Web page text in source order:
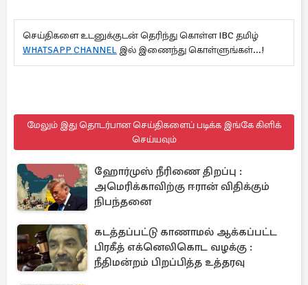
செய்திகளை உடனுக்குடன் தெரிந்து கொள்ள IBC தமிழ்
WHATSAPP CHANNEL இல் இணைந்து கொள்ளுங்கள்...!
மேலும் இது தொடர்பான செய்திகளைப் படிக்க இங்கே கிளிக்
செய்யவும்
ஹோர்முஸ் நீரிணை திறப்பு :
அமெரிக்காவிற்கு ஈரான் விதிக்கும்
நிபந்தனை
கடத்தப்பட்டு காணாமல் ஆக்கப்பட்ட
பிரகீத் எக்னெலிகொட வழக்கு :
நீதிமன்றம் பிறப்பித்த உத்தரவு